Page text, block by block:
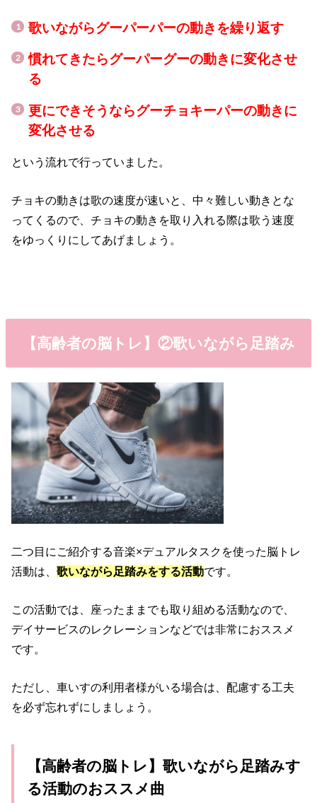
歌いながらグーパーパーの動きを繰り返す
慣れてきたらグーパーグーの動きに変化させ
る
更にできそうならグーチョキーパーの動きに
変化させる
という流れで行っていました。
チョキの動きは歌の速度が速いと、中々難しい動きとな
ってくるので、チョキの動きを取り入れる際は歌う速度
をゆっくりにしてあげましょう。
【高齢者の脳トレ】②歌いながら足踏み
二つ目にご紹介する音楽×デュアルタスクを使った脳トレ
活動は、歌いながら足踏みをする活動です。
この活動では、座ったままでも取り組める活動なので、
デイサービスのレクレーションなどでは非常におススメ
です。
ただし、車いすの利用者様がいる場合は、配慮する工夫
を必ず忘れずにしましょう。
【高齢者の脳トレ】歌いながら足踏みす
る活動のおススメ曲